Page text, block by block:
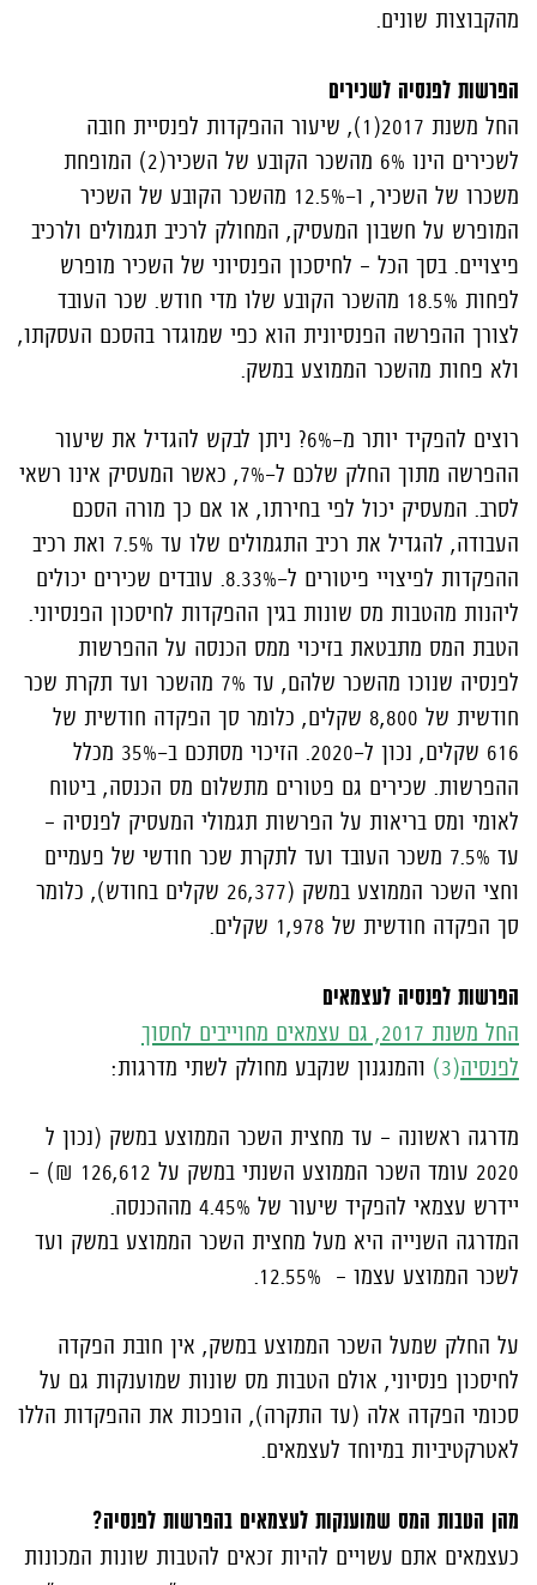
מהקבוצות שונים.
הפרשות לפנסיה לשכירים
החל משנת 2017(1), שיעור ההפקדות לפנסיית חובה
לשכירים הינו 6% מהשכר הקובע של השכיר(2) המופחת
משכרו של השכיר, ו-12.5% מהשכר הקובע של השכיר
המופרש על חשבון המעסיק, המחולק לרכיב תגמולים ולרכיב
פיצויים. בסך הכל – לחיסכון הפנסיוני של השכיר מופרש
לפחות 18.5% מהשכר הקובע שלו מדי חודש. שכר העובד
לצורך ההפרשה הפנסיונית הוא כפי שמוגדר בהסכם העסקתו,
ולא פחות מהשכר הממוצע במשק.
רוצים להפקיד יותר מ-6%? ניתן לבקש להגדיל את שיעור
ההפרשה מתוך החלק שלכם ל-7%, כאשר המעסיק אינו רשאי
לסרב. המעסיק יכול לפי בחירתו, או אם כך מורה הסכם
העבודה, להגדיל את רכיב התגמולים שלו עד 7.5% ואת רכיב
ההפקדות לפיצויי פיטורים ל-8.33%.
עובדים שכירים יכולים
ליהנות מהטבות מס שונות בגין ההפקדות לחיסכון הפנסיוני.
הטבת המס מתבטאת בזיכוי ממס הכנסה על ההפרשות
לפנסיה שנוכו מהשכר שלהם, עד 7% מהשכר ועד תקרת שכר
חודשית של 8,800 שקלים, כלומר סך הפקדה חודשית של
616 שקלים, נכון ל-2020. הזיכוי מסתכם ב-35% מכלל
ההפרשות. שכירים גם פטורים מתשלום מס הכנסה, ביטוח
לאומי ומס בריאות על הפרשות תגמולי המעסיק לפנסיה –
עד 7.5% משכר העובד ועד לתקרת שכר חודשי של פעמיים
וחצי השכר הממוצע במשק (26,377 שקלים בחודש), כלומר
סך הפקדה חודשית של 1,978 שקלים.
הפרשות לפנסיה לעצמאים
החל משנת 2017, גם עצמאים מחוייבים לחסוך
לפנסיה(3) והמנגנון שנקבע מחולק לשתי מדרגות:
מדרגה ראשונה – עד מחצית השכר הממוצע במשק (נכון ל
2020 עומד השכר הממוצע השנתי במשק על 126,612 ₪) –
יידרש עצמאי להפקיד שיעור של 4.45% מההכנסה.
המדרגה השנייה היא מעל מחצית השכר הממוצע במשק ועד
לשכר הממוצע עצמו –
על החלק שמעל השכר הממוצע במשק, אין חובת הפקדה
לחיסכון פנסיוני, אולם הטבות מס שונות שמוענקות גם על
סכומי הפקדה אלה (עד התקרה), הופכות את ההפקדות הללו
לאטרקטיביות במיוחד לעצמאים.
מהן הטבות המס שמוענקות לעצמאים בהפרשות לפנסיה?
כעצמאים אתם עשויים להיות זכאים להטבות שונות המכונות